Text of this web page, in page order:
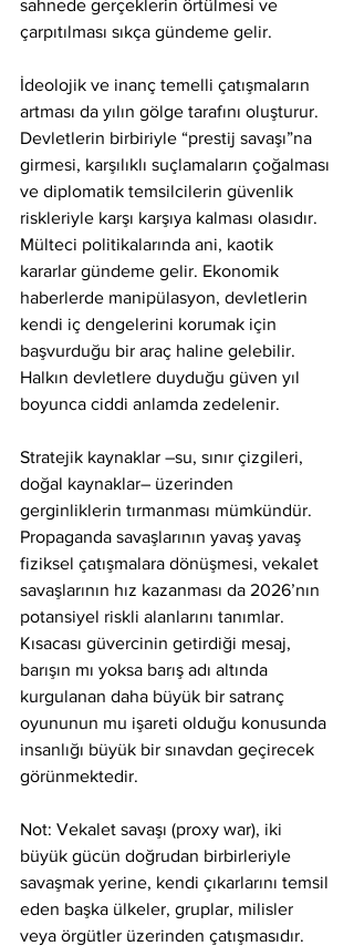
sahnede gerçeklerin örtülmesi ve
çarpıtılması sıkça gündeme gelir.
İdeolojik ve inanç temelli çatışmaların
artması da yılın gölge tarafını oluşturur.
Devletlerin birbiriyle “prestij savaşı”na
girmesi, karşılıklı suçlamaların çoğalması
ve diplomatik temsilcilerin güvenlik
riskleriyle karşı karşıya kalması olasıdır.
Mülteci politikalarında ani, kaotik
kararlar gündeme gelir. Ekonomik
haberlerde manipülasyon, devletlerin
kendi iç dengelerini korumak için
başvurduğu bir araç haline gelebilir.
Halkın devletlere duyduğu güven yıl
boyunca ciddi anlamda zedelenir.
Stratejik kaynaklar –su, sınır çizgileri,
doğal kaynaklar– üzerinden
gerginliklerin tırmanması mümkündür.
Propaganda savaşlarının yavaş yavaş
fiziksel çatışmalara dönüşmesi, vekalet
savaşlarının hız kazanması da 2026’nın
potansiyel riskli alanlarını tanımlar.
Kısacası güvercinin getirdiği mesaj,
barışın mı yoksa barış adı altında
kurgulanan daha büyük bir satranç
oyununun mu işareti olduğu konusunda
insanlığı büyük bir sınavdan geçirecek
görünmektedir.
Not: Vekalet savaşı (proxy war), iki
büyük gücün doğrudan birbirleriyle
savaşmak yerine, kendi çıkarlarını temsil
eden başka ülkeler, gruplar, milisler
veya örgütler üzerinden çatışmasıdır.